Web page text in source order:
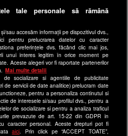
pe Lajumate.ro
Happy Channel
editorială
Group
a1.ro
as.ro
tale personale să rămână
sau accesăm informații pe dispozitivul dvs.,
pentru prelucrarea datelor cu caracter
preferințele dvs. făcând clic mai jos,
unui interes legitim în orice moment pe
Aceste alegeri vor fi raportate partenerilor
Mai multe detalii
socializare si agentiile de publicitate
de servicii de date analitice) prelucram date
pentru a personaliza continutul si
de interesele si/sau profilul dvs., pentru a
de socializare si pentru a analiza traficul
prevazute de art. 15-22 din GDPR in
caracter personal. Aceste drepturi pot fi
aici . Prin click pe “ACCEPT TOATE”,